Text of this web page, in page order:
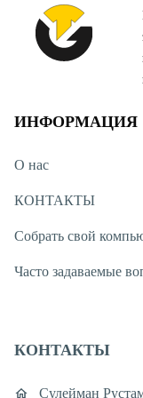
ИНФОРМАЦИЯ
О нас
КОНТАКТЫ
Собрать свой
Часто задаваемые
КОНТАКТЫ
Сулейман